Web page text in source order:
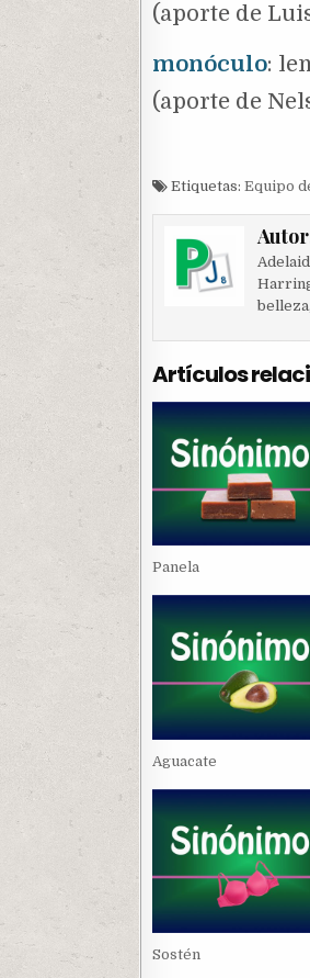
(aporte de
monóculo:
(aporte de
Etiquetas: Equipo
Artículos
Panela
Aguacate
Sostén